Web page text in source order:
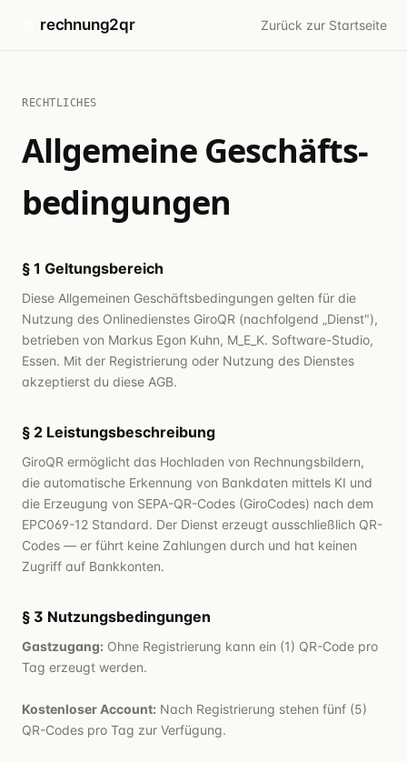
rechnung2qr Zurück zur Startseite
RECHTLICHES
Allgemeine Geschäfts­
bedingungen
§ 1 Geltungsbereich
Diese Allgemeinen Geschäftsbedingungen gelten für die
Nutzung des Onlinedienstes GiroQR (nachfolgend „Dienst"),
betrieben von Markus Egon Kuhn, M_E_K. Software-Studio,
Essen. Mit der Registrierung oder Nutzung des Dienstes
akzeptierst du diese AGB.
§ 2 Leistungsbeschreibung
GiroQR ermöglicht das Hochladen von Rechnungsbildern,
die automatische Erkennung von Bankdaten mittels KI und
die Erzeugung von SEPA-QR-Codes (GiroCodes) nach dem
EPC069-12 Standard. Der Dienst erzeugt ausschließlich QR-
Codes — er führt keine Zahlungen durch und hat keinen
Zugriff auf Bankkonten.
§ 3 Nutzungsbedingungen
Gastzugang: Ohne Registrierung kann ein (1) QR-Code pro
Tag erzeugt werden.
Kostenloser Account: Nach Registrierung stehen fünf (5)
QR-Codes pro Tag zur Verfügung.